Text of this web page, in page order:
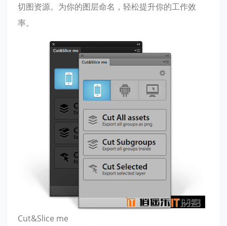
切图资源。为你的图层命名，轻松提升你的工作效
率。
Cut&Slice me